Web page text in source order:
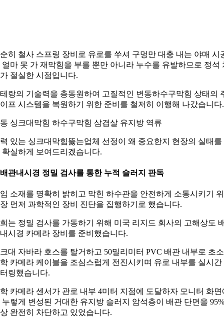
히 철사 스프링 장비로 유로를 쑤셔 구멍만 대충 내는 야매 시
얼마 못 가 재막힘을 부를 뿐만 아니라 누수를 유발하므로 정석
절실한 시점입니다.
랑의 기술력을 총동원하여 고질적인 변동하수구막힘 상태의
프 시스템을 복원하기 위한 준비를 철저히 이행해 나갔습니다.
싱크대막힘 하수구막힘 삼겹살 유지방 역류
있는 싱크대막힘뚫는업체 선정이 왜 중요한지 현장의 실태를
확실하게 보여드리겠습니다.
관내시경 정밀 검사를 통한 누적 슬러지 판독
소재를 명확히 밝히고 막힌 하수관을 안전하게 소통시키기
먼저 과학적인 장비 진단을 집행하기로 했습니다.
는 정밀 검사를 가동하기 위해 미국 리지드 회사의 고해상도
시경 카메라 장비를 준비했습니다.
대 자바라 호스를 탈거하고 50밀리미터 PVC 배관 내부로 초
카메라 케이블을 조심스럽게 전진시키며 유로 내부를 실시간
링했습니다.
카메라 센서가 관로 내부 4미터 지점에 도달하자 모니터 화면
누렇게 변성된 거대한 유지방 슬러지 암석층이 배관 단면을 95%
완전히 차단하고 있었습니다.